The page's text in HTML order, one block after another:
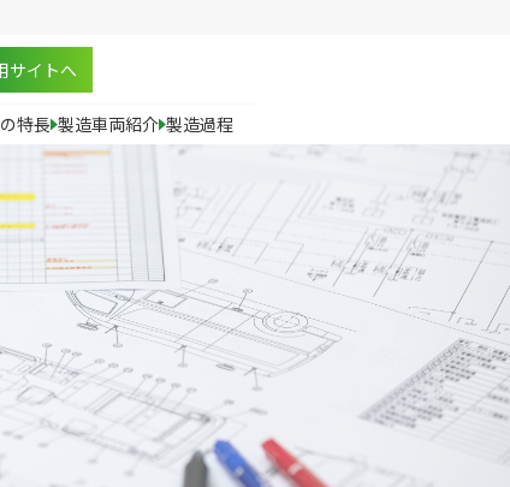
サイトへ
特長
認定・表彰等
製造車両紹介 製造過程